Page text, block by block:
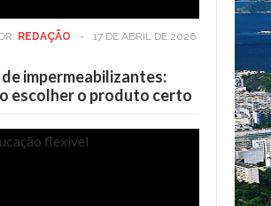
REDAÇÃO - 17 DE ABRIL DE 2026
de impermeabilizantes:
escolher o produto certo